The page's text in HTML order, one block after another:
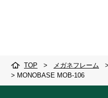
TOP > メガネフレーム >
> MONOBASE MOB-106